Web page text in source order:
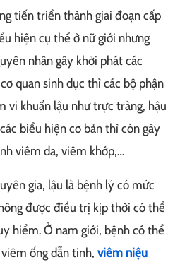
tiến triển thành giai đoạn cấp
hiện cụ thể ở nữ giới nhưng
nhân gây khởi phát các
quan sinh dục thì các bộ phận
vi khuẩn lậu như trực tràng, hậu
biểu hiện cơ bản thì còn gây
viêm da, viêm khớp,…
gia, lậu là bệnh lý có mức
được điều trị kịp thời có thể
hiểm. Ở nam giới, bệnh có thể
ống dẫn tinh, viêm niệu